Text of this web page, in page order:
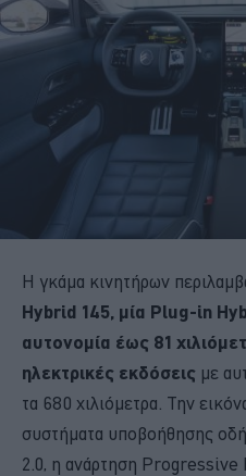
Η γκάμα κινητήρων
Hybrid 145, μία Plug-in
αυτονομία έως 81
ηλεκτρικές εκδόσεις με
τα 680 χιλιόμετρα. Την
συστήματα υποβοήθησης
2.0, η ανάρτηση